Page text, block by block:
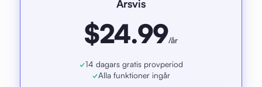
Årsvis
$24.99/år
14 dagars gratis provperiod
Alla funktioner ingår